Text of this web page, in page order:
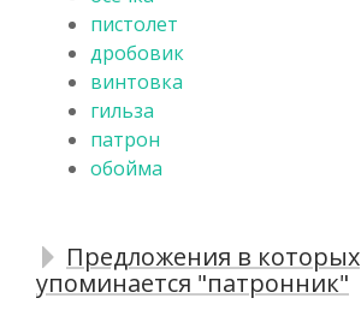
пистолет
дробовик
винтовка
гильза
патрон
обойма
Предложения в которых
упоминается "патронник"